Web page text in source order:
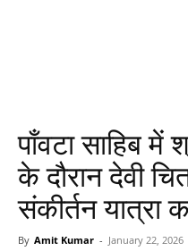
पाँवटा साहिब में
के दौरान देवी
संकीर्तन यात्रा
By Amit Kumar - January 22, 2026